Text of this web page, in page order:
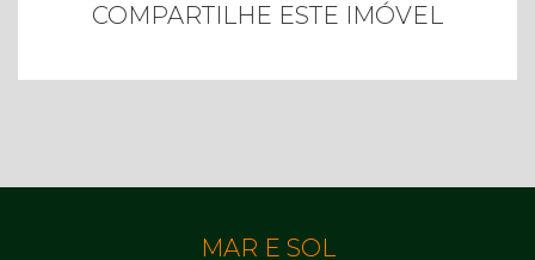
COMPARTILHE ESTE IMÓVEL
MAR E SOL